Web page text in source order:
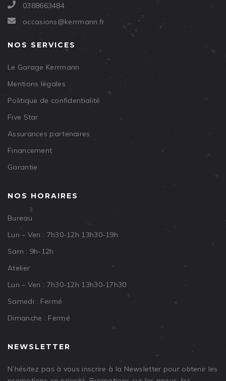
0388663484
occasions@kerrmann.fr
NOS SERVICES
Le Garage Kerrmann
Mentions légales
Politique de confidentialité
Five Star
Assurances partenaires
Financement
Garantie
NOS HORAIRES
Bureau
Lun – Ven : 7h30-12h 13h30-19h
Sam : 9h-12h
Atelier
Lun – Ven : 7h30-12h 13h30-17h30
Samedi : Fermé
Dimanche : Fermé
NEWSLETTER
N’hésitez pas à vous inscrire à la Newsletter pour obtenir les